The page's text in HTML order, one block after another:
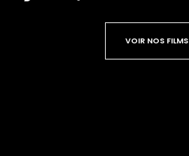
VOIR NOS FILMS